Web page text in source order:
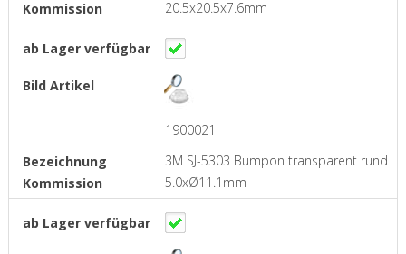
20.5x20.5x7.6mm
1900021
3M SJ-5303 Bumpon transparent rund
5.0xØ11.1mm